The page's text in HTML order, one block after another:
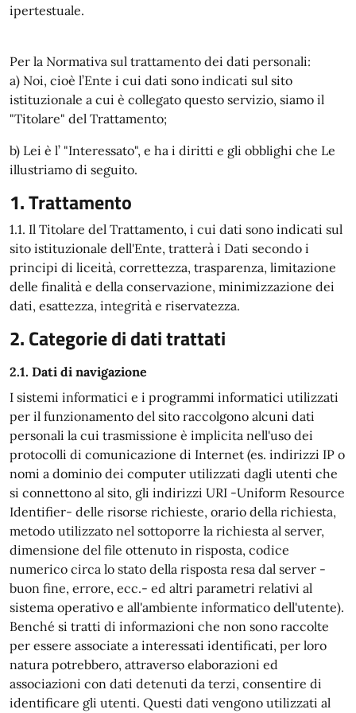
ipertestuale.
Per la Normativa sul trattamento dei dati personali:
a) Noi, cioè l’Ente i cui dati sono indicati sul sito
istituzionale a cui è collegato questo servizio, siamo il
"Titolare" del Trattamento;
b) Lei è l’ "Interessato", e ha i diritti e gli obblighi che Le
illustriamo di seguito.
1. Trattamento
1.1. Il Titolare del Trattamento, i cui dati sono indicati sul
sito istituzionale dell'Ente, tratterà i Dati secondo i
principi di liceità, correttezza, trasparenza, limitazione
delle finalità e della conservazione, minimizzazione dei
dati, esattezza, integrità e riservatezza.
2. Categorie di dati trattati
2.1. Dati di navigazione
I sistemi informatici e i programmi informatici utilizzati
per il funzionamento del sito raccolgono alcuni dati
personali la cui trasmissione è implicita nell'uso dei
protocolli di comunicazione di Internet (es. indirizzi IP o
nomi a dominio dei computer utilizzati dagli utenti che
si connettono al sito, gli indirizzi URI -Uniform Resource
Identifier- delle risorse richieste, orario della richiesta,
metodo utilizzato nel sottoporre la richiesta al server,
dimensione del file ottenuto in risposta, codice
numerico circa lo stato della risposta resa dal server -
buon fine, errore, ecc.- ed altri parametri relativi al
sistema operativo e all'ambiente informatico dell'utente).
Benché si tratti di informazioni che non sono raccolte
per essere associate a interessati identificati, per loro
natura potrebbero, attraverso elaborazioni ed
associazioni con dati detenuti da terzi, consentire di
identificare gli utenti. Questi dati vengono utilizzati al